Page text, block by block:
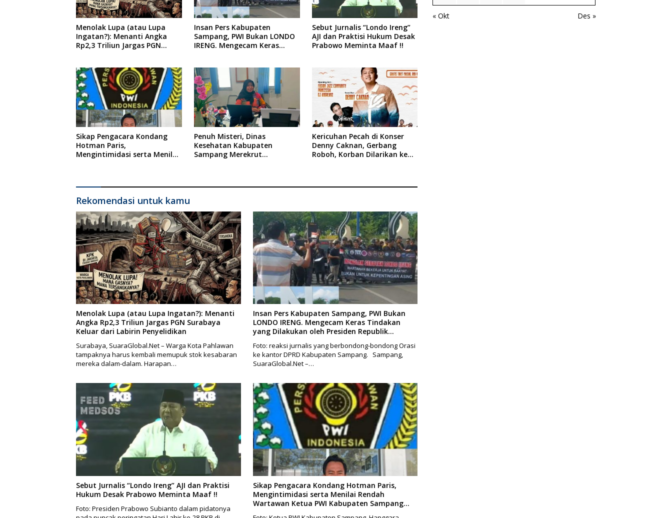
Menolak Lupa (atau Lupa
Ingatan?): Menanti Angka
Rp2,3 Triliun Jargas PGN
Insan Pers Kabupaten
Sampang, PWI Bukan LONDO
IRENG. Mengecam Keras
Indonesia
Sebut Jurnalis “Londo Ireng”
AJI dan Praktisi Hukum Desak
Prabowo Meminta Maaf !!
Sikap Pengacara Kondang
Hotman Paris,
Mengintimidasi serta Menilai
Penuh Misteri, Dinas
Kesehatan Kabupaten
Sampang Merekrut
Kericuhan Pecah di Konser
Denny Caknan, Gerbang
Roboh, Korban Dilarikan ke
Rekomendasi untuk kamu
Menolak Lupa (atau Lupa Ingatan?): Menanti
Angka Rp2,3 Triliun Jargas PGN Surabaya
Keluar dari Labirin Penyelidikan
Surabaya, SuaraGlobal.Net – Warga Kota Pahlawan
tampaknya harus kembali memupuk stok kesabaran
mereka dalam-dalam. Harapan…
Insan Pers Kabupaten Sampang, PWI Bukan
LONDO IRENG. Mengecam Keras Tindakan
yang Dilakukan oleh Presiden Republik
Foto: reaksi jurnalis yang berbondong-bondong Orasi
ke kantor DPRD Kabupaten Sampang. Sampang,
SuaraGlobal.Net –…
Sebut Jurnalis “Londo Ireng” AJI dan Praktisi
Hukum Desak Prabowo Meminta Maaf !!
Foto: Presiden Prabowo Subianto dalam pidatonya
Sikap Pengacara Kondang Hotman Paris,
Mengintimidasi serta Menilai Rendah
Wartawan Ketua PWI Kabupaten Sampang
« Okt Des »